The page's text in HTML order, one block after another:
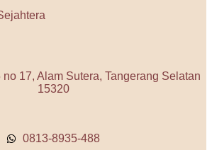
17, Alam Sutera, Tangerang Selatan
15320
0813-8935-488